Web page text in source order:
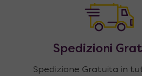
Spedizioni
Spedizione Gratuita in